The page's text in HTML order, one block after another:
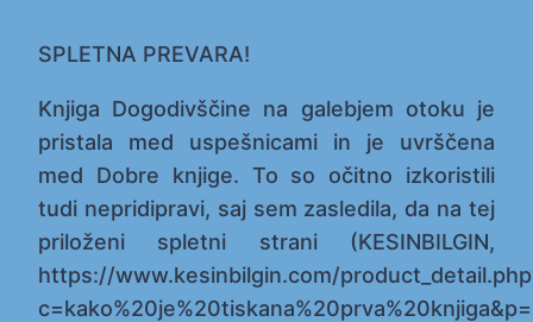
SPLETNA PREVARA!
Knjiga Dogodivščine na galebjem otoku je
pristala med uspešnicami in je uvrščena
med Dobre knjige. To so očitno izkoristili
tudi nepridipravi, saj sem zasledila, da na tej
priloženi spletni strani (KESINBILGIN,
https://www.kesinbilgin.com/